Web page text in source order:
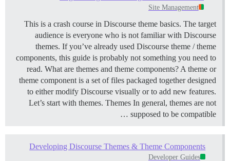
Site Management
This is a crash course in Discourse theme basics. The target
audience is everyone who is not familiar with Discourse
themes. If you’ve already used Discourse theme / theme
components, this guide is probably not something you need to
read. What are themes and theme components? A theme or
theme component is a set of files packaged together designed
to either modify Discourse visually or to add new features.
Let’s start with themes. Themes In general, themes are not
supposed to be compatible …
Developing Discourse Themes & Theme Components
Developer Guides